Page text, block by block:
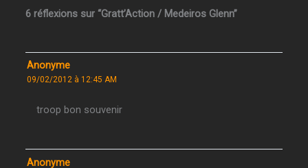
6 réflexions sur “Gratt’Action / Medeiros Glenn”
Anonyme
09/02/2012 à 12:45 AM
troop bon souvenir
Anonyme